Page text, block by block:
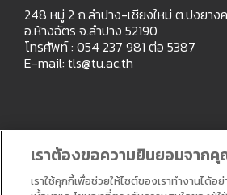
248 หมู่ 2 ถ.ลำปาง-เชียงใหม่ ต.ปงยาง
อ.ห้างฉัตร จ.ลำปาง 52190
โทรศัพท์ : 054 237 981 ต่อ 5387
E-mail: tls@tu.ac.th
เราต้องขอความยินยอมจาก
เราใช้คุกกี้เพื่อช่วยให้ไซต์ของเราทำงานได้